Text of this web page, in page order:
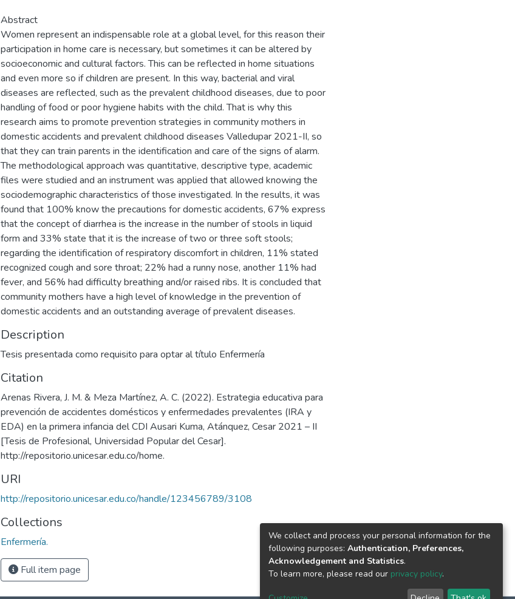
Abstract
Women represent an indispensable role at a global level, for this reason their
participation in home care is necessary, but sometimes it can be altered by
socioeconomic and cultural factors. This can be reflected in home situations
and even more so if children are present. In this way, bacterial and viral
diseases are reflected, such as the prevalent childhood diseases, due to poor
handling of food or poor hygiene habits with the child. That is why this
research aims to promote prevention strategies in community mothers in
domestic accidents and prevalent childhood diseases Valledupar 2021-II, so
that they can train parents in the identification and care of the signs of alarm.
The methodological approach was quantitative, descriptive type, academic
files were studied and an instrument was applied that allowed knowing the
sociodemographic characteristics of those investigated. In the results, it was
found that 100% know the precautions for domestic accidents, 67% express
that the concept of diarrhea is the increase in the number of stools in liquid
form and 33% state that it is the increase of two or three soft stools;
regarding the identification of respiratory discomfort in children, 11% stated
recognized cough and sore throat; 22% had a runny nose, another 11% had
fever, and 56% had difficulty breathing and/or raised ribs. It is concluded that
community mothers have a high level of knowledge in the prevention of
domestic accidents and an outstanding average of prevalent diseases.
Description
Tesis presentada como requisito para optar al título Enfermería
Citation
Arenas Rivera, J. M. & Meza Martínez, A. C. (2022). Estrategia educativa para
prevención de accidentes domésticos y enfermedades prevalentes (IRA y
EDA) en la primera infancia del CDI Ausari Kuma, Atánquez, Cesar 2021 – II
[Tesis de Profesional, Universidad Popular del Cesar].
http://repositorio.unicesar.edu.co/home.
URI
http://repositorio.unicesar.edu.co/handle/123456789/3108
Collections
Enfermería.
Full item page
We collect and process your personal information for the
following purposes: Authentication, Preferences,
Acknowledgement and Statistics.
To learn more, please read our privacy policy.